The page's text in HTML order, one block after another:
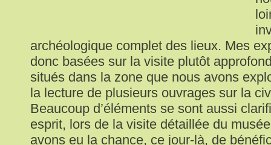
archéologique complet des lieux. Mes
donc basées sur la visite plutôt
situés dans la zone que nous avons
la lecture de plusieurs ouvrages sur la
Beaucoup d’éléments se sont aussi
esprit, lors de la visite détaillée du
avons eu la chance, ce jour-là, de